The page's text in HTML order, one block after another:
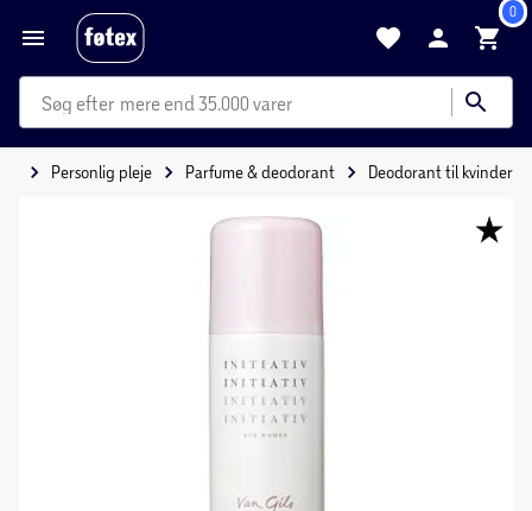
0
mere end 35.000 varer
Personlig pleje Parfume & deodorant Deodorant til kvinder